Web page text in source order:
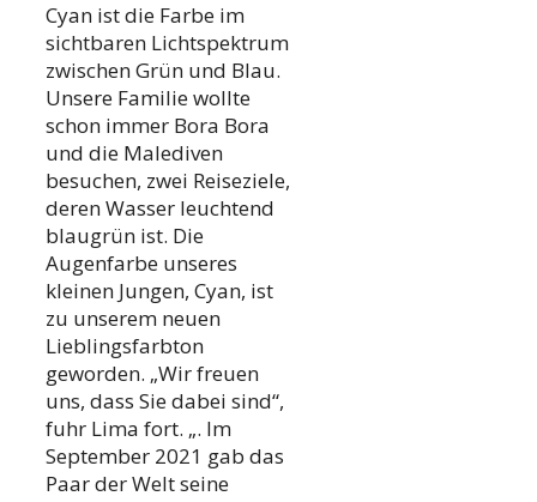
Cyan ist die Farbe im
sichtbaren Lichtspektrum
zwischen Grün und Blau.
Unsere Familie wollte
schon immer Bora Bora
und die Malediven
besuchen, zwei Reiseziele,
deren Wasser leuchtend
blaugrün ist. Die
Augenfarbe unseres
kleinen Jungen, Cyan, ist
zu unserem neuen
Lieblingsfarbton
geworden. „Wir freuen
uns, dass Sie dabei sind“,
fuhr Lima fort. „. Im
September 2021 gab das
Paar der Welt seine